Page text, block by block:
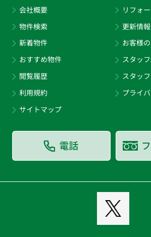
会社概要
物件検索
新着物件
おすすめ物件
閲覧履歴
利用規約
サイトマップ
リフォ
更新情報
お客様
スタッ
スタッ
プライ